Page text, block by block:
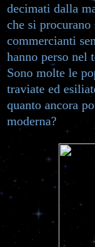
decimati dalla
che si
commercianti
hanno perso nel
Sono molte le
traviate ed
quanto ancora
moderna?